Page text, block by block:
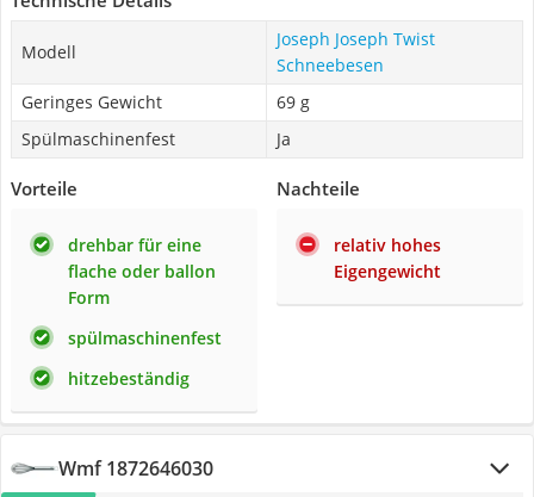
Modell
Joseph Joseph Twist
Schneebesen
Geringes Gewicht
69 g
Spülmaschinenfest
Ja
Vorteile
drehbar für eine
flache oder ballon
Form
spülmaschinenfest
hitzebeständig
Nachteile
relativ hohes
Eigengewicht
Wmf 1872646030